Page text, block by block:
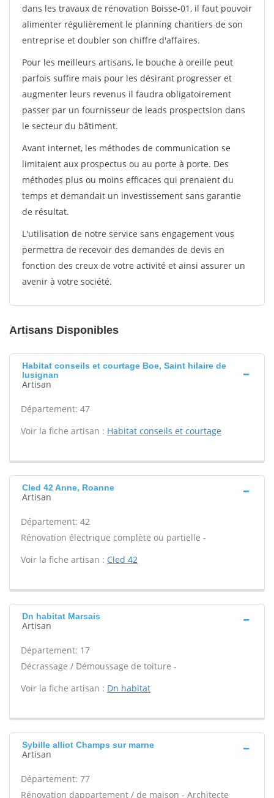
dans les travaux de rénovation Boisse-01, il faut pouvoir
alimenter régulièrement le planning chantiers de son
entreprise et doubler son chiffre d'affaires.
Pour les meilleurs artisans, le bouche à oreille peut
parfois suffire mais pour les désirant progresser et
augmenter leurs revenus il faudra obligatoirement
passer par un fournisseur de leads prospectsion dans
le secteur du bâtiment.
Avant internet, les méthodes de communication se
limitaient aux prospectus ou au porte à porte. Des
méthodes plus ou moins efficaces qui prenaient du
temps et demandait un investissement sans garantie
de résultat.
L'utilisation de notre service sans engagement vous
permettra de recevoir des demandes de devis en
fonction des creux de votre activité et ainsi assurer un
avenir à votre société.
Artisans Disponibles
Habitat conseils et courtage Boe, Saint hilaire de
lusignan
Artisan
Département: 47
Voir la fiche artisan : Habitat conseils et courtage
Cled 42 Anne, Roanne
Artisan
Département: 42
Rénovation électrique complète ou partielle -
Voir la fiche artisan : Cled 42
Dn habitat Marsais
Artisan
Département: 17
Décrassage / Démoussage de toiture -
Voir la fiche artisan : Dn habitat
Sybille alliot Champs sur marne
Artisan
Département: 77
Rénovation dappartement / de maison - Architecte